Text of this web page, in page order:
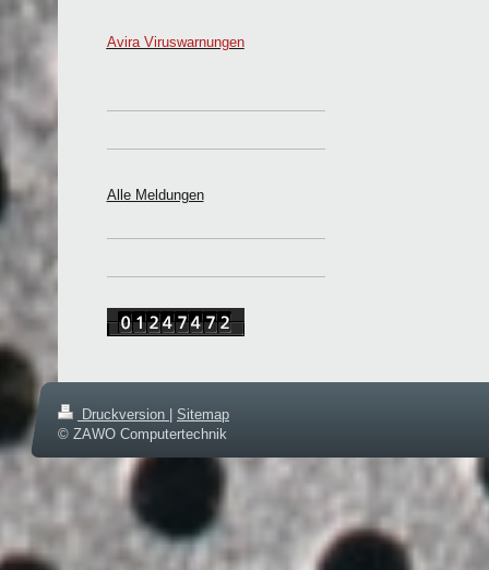
Avira Viruswarnungen
Alle Meldungen
Druckversion | Sitemap
© ZAWO Computertechnik